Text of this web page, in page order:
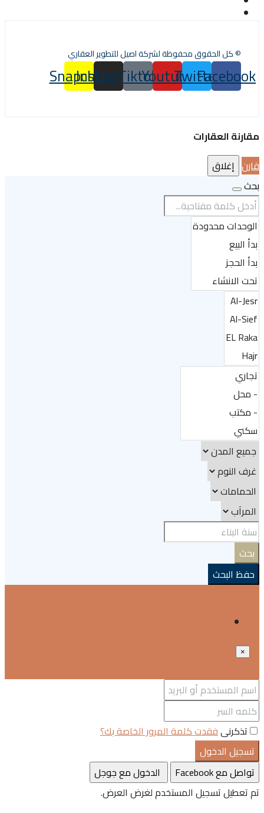
© كل الحقوق محفوظة لشركة اصيل للتطوير العقاري
Facebook
Twitter
Youtube
Tiktok
Instagram
Snapchat
مقارنة العقارات
قارن إغلاق
بحث
بحث
حفظ البحث
×
تذكرنىفقدت كلمة المرور الخاصة بك؟
تسجيل الدخول
تواصل مع Facebook
الدخول مع جوجل
تم تعطيل تسجيل المستخدم لغرض العرض.